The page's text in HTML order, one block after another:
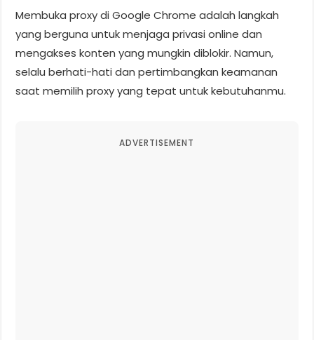
Membuka proxy di Google Chrome adalah langkah
yang berguna untuk menjaga privasi online dan
mengakses konten yang mungkin diblokir. Namun,
selalu berhati-hati dan pertimbangkan keamanan
saat memilih proxy yang tepat untuk kebutuhanmu.
ADVERTISEMENT